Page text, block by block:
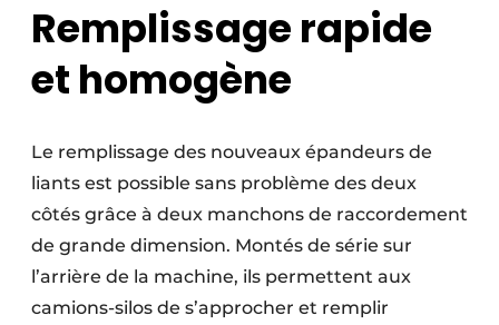
Infrastructures souterraines et égouttage
Protection solaire
Sécurité incendie
Software
Techniques ferroviaires
Remplissage rapide
et homogène
Le remplissage des nouveaux épandeurs de
liants est possible sans problème des deux
côtés grâce à deux manchons de raccordement
de grande dimension. Montés de série sur
l’arrière de la machine, ils permettent aux
camions-silos de s’approcher et remplir